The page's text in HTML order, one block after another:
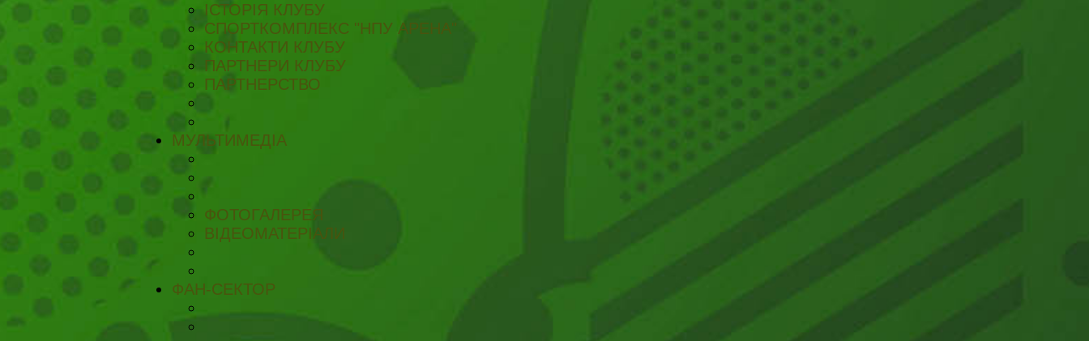
ІСТОРІЯ КЛУБУ
СПОРТКОМПЛЕКС "НПУ АРЕНА"
КОНТАКТИ КЛУБУ
ПАРТНЕРИ КЛУБУ
ПАРТНЕРСТВО
МУЛЬТИМЕДІА
ФОТОГАЛЕРЕЯ
ВІДЕОМАТЕРІАЛИ
ФАН-СЕКТОР